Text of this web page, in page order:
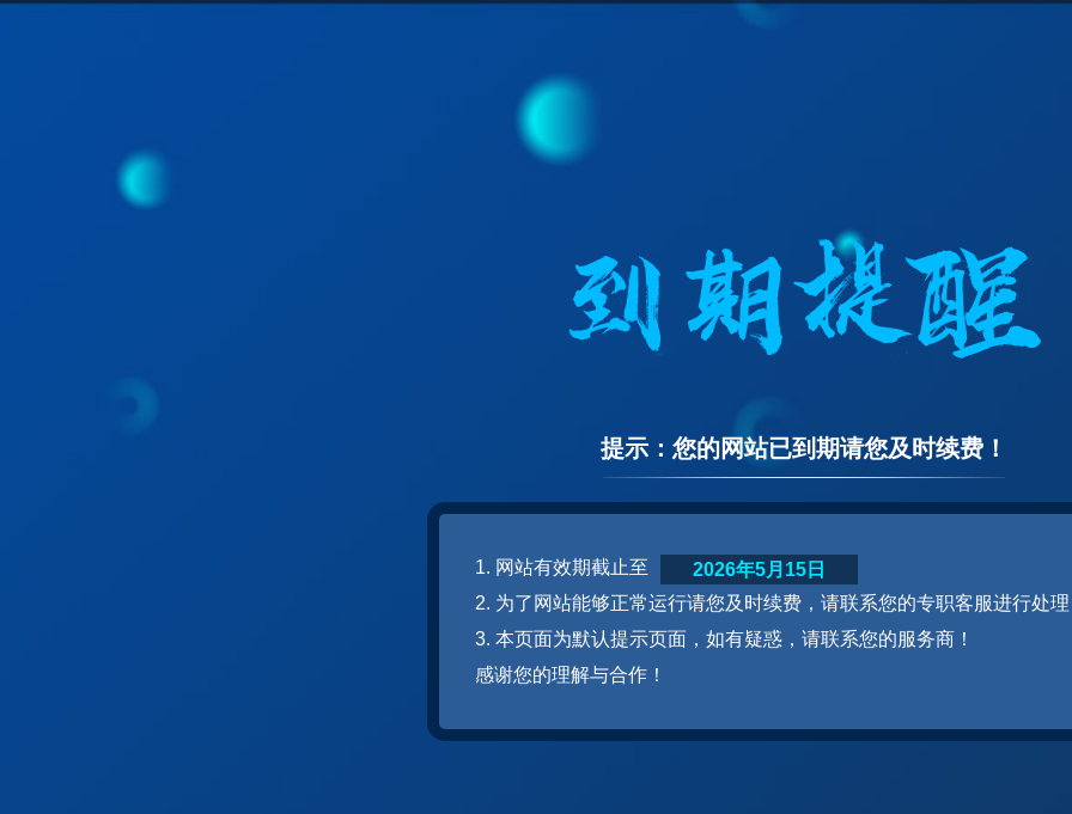
提示：您的网站已到期请您及时续费！
1. 网站有效期截止至
2. 为了网站能够正常运行请您及时续费，请联系您的专职客服进行处
3. 本页面为默认提示页面，如有疑惑，请联系您的服务商！
感谢您的理解与合作！
2026年5月15日